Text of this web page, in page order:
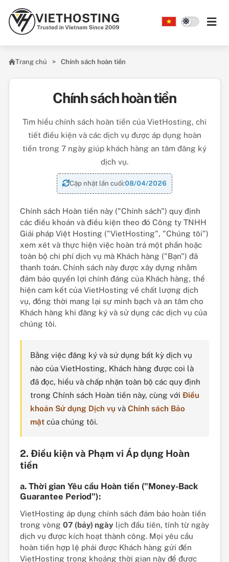
Trang chủ Chính sách hoàn tiền
Chính sách hoàn tiền
Tìm hiểu chính sách hoàn tiền của VietHosting, chi
tiết điều kiện và các dịch vụ được áp dụng hoàn
tiền trong 7 ngày giúp khách hàng an tâm đăng ký
dịch vụ.
Cập nhật lần cuối:08/04/2026
Chính sách Hoàn tiền này ("Chính sách") quy định
các điều khoản và điều kiện theo đó Công ty TNHH
Giải pháp Việt Hosting ("VietHosting", "Chúng tôi")
xem xét và thực hiện việc hoàn trả một phần hoặc
toàn bộ chi phí dịch vụ mà Khách hàng ("Bạn") đã
thanh toán. Chính sách này được xây dựng nhằm
đảm bảo quyền lợi chính đáng của Khách hàng, thể
hiện cam kết của VietHosting về chất lượng dịch
vụ, đồng thời mang lại sự minh bạch và an tâm cho
Khách hàng khi đăng ký và sử dụng các dịch vụ của
chúng tôi.
Bằng việc đăng ký và sử dụng bất kỳ dịch vụ
nào của VietHosting, Khách hàng được coi là
đã đọc, hiểu và chấp nhận toàn bộ các quy định
trong Chính sách Hoàn tiền này, cùng vớiĐiều
khoản Sử dụng Dịch vụ vàChính sách Bảo
mật của chúng tôi.
2. Điều kiện và Phạm vi Áp dụng Hoàn
tiền
a. Thời gian Yêu cầu Hoàn tiền ("Money-Back
Guarantee Period"):
VietHosting áp dụng chính sách đảm bảo hoàn tiền
trong vòng 07 (bảy) ngàylịch đầu tiên, tính từ ngày
dịch vụ được kích hoạt thành công. Mọi yêu cầu
hoàn tiền hợp lệ phải được Khách hàng gửi đến
VietHosting trong khoảng thời gian này để được